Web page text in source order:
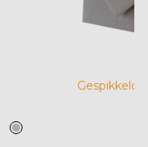
Gespikkeld